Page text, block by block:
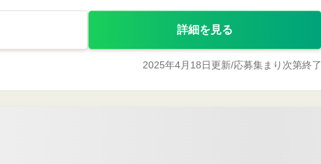
詳細を見る
2025年4月18日更新/応募集まり次第終了